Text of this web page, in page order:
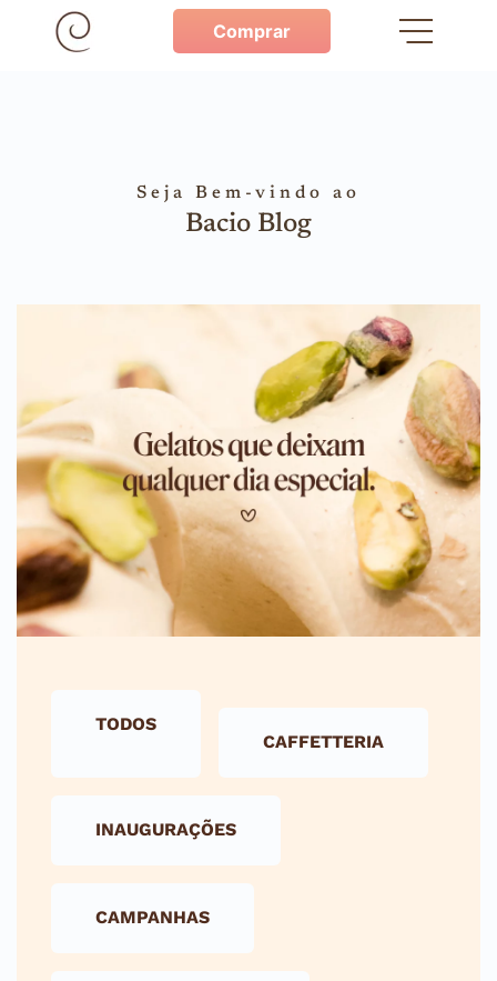
Comprar
Seja Bem-vindo ao
Bacio Blog
TODOS
CAFFETTERIA
INAUGURAÇÕES
CAMPANHAS